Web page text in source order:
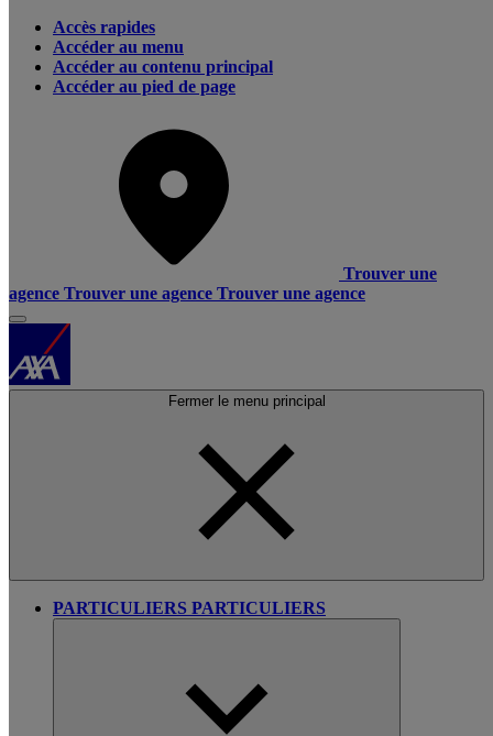
Accès rapides
Accéder au menu
Accéder au contenu principal
Accéder au pied de page
Trouver une
agence Trouver une agence Trouver une agence
Fermer le menu principal
PARTICULIERS PARTICULIERS